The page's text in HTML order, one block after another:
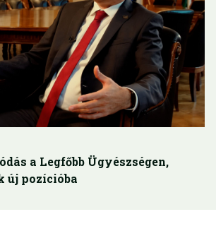
a Legfőbb Ügyészségen,
új pozícióba